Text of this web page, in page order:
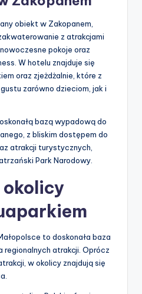
obiekt w Zakopanem,
z atrakcjami
pokoje oraz
W hotelu znajduje się
oraz zjeżdżalnie, które z
zarówno dzieciom, jak i
bazą wypadową do
z bliskim dostępem do
atrakcji turystycznych,
Park Narodowy.
to doskonała baza
atrakcji. Oprócz
w okolicy znajdują się